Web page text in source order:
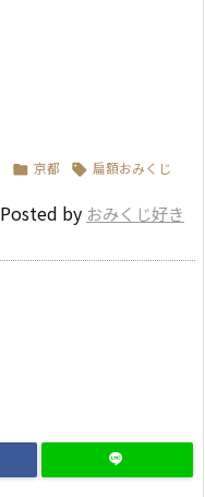
 京都  扁額おみくじ
Posted by おみくじ好き